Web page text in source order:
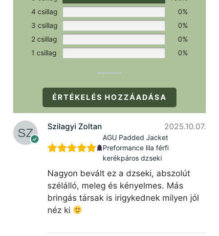
4 csillag
0%
3 csillag
0%
2 csillag
0%
1 csillag
0%
ÉRTÉKELÉS HOZZÁADÁSA
Szilagyi Zoltan 2025.10.07.
AGU Padded Jacket
Preformance lila férfi
kerékpáros dzseki
Nagyon bevált ez a dzseki, abszolút
szélálló, meleg és kényelmes. Más
bringás társak is irigykednek milyen jól
néz ki